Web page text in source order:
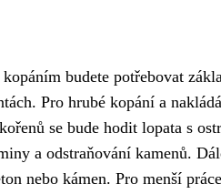
budete potřebovat
Pro hrubé kopání a
se bude hodit lopata s
a odstraňování kamenů.
nebo kámen. Pro menší